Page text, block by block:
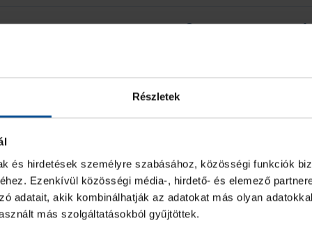
Részletek
és hirdetések személyre szabásához, közösségi funkciók
Ezenkívül közösségi média-, hirdető- és elemező
adatait, akik kombinálhatják az adatokat más olyan
más szolgáltatásokból gyűjtöttek.
8 - 1
- -